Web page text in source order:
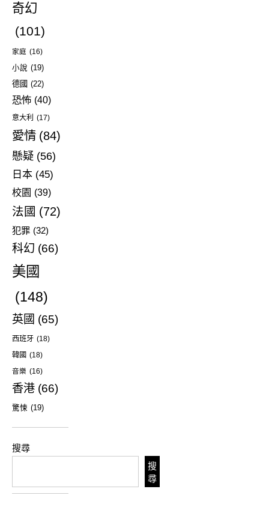
奇幻
(101)
家庭 (16)
小說 (19)
德國 (22)
恐怖 (40)
意大利 (17)
愛情 (84)
懸疑 (56)
日本 (45)
校園 (39)
法國 (72)
犯罪 (32)
科幻 (66)
美國
(148)
英國 (65)
西班牙 (18)
韓國 (18)
音樂 (16)
香港 (66)
驚悚 (19)
搜尋
搜
尋